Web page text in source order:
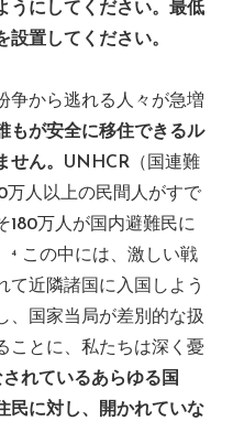
うにしてください。最低
設置してください。
争から逃れる人々が急増
もが安全に移住できるル
せん。 UNHCR（国連難
万人以上の民間人がすで
180万人が国内避難民に
4
この中には、激しい戦
て近隣諸国に入国しよう
、国家当局が差別的な扱
ことに、私たちは深く憂
れているあらゆる国
民に対し、開かれていな